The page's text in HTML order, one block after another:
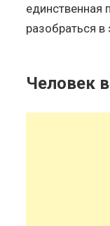
единственная
разобраться
Человек